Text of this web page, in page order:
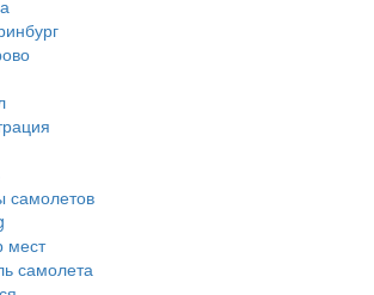
самолетов
мест
самолета